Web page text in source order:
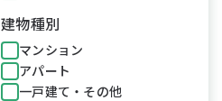
建物種別
マンション
アパート
一戸建て・その他